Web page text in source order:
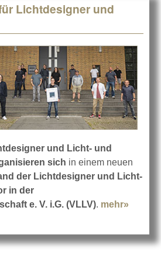
Lichtdesigner und
und Licht- und
sich in einem neuen
der Lichtdesigner und Licht-
in der
e. V. i.G. (VLLV). mehr»
und